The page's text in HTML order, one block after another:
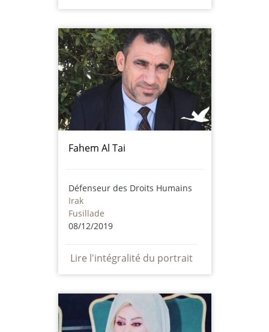
Fahem Al Tai
Défenseur des Droits Humains
Irak
Fusillade
08/12/2019
Lire l'intégralité du portrait